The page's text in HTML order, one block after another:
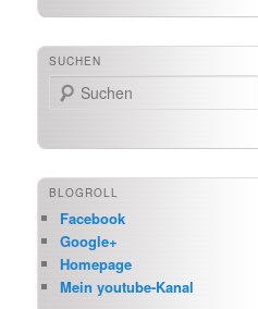
SUCHEN
Suchen
BLOGROLL
Facebook
Google+
Homepage
Mein youtube-Kanal